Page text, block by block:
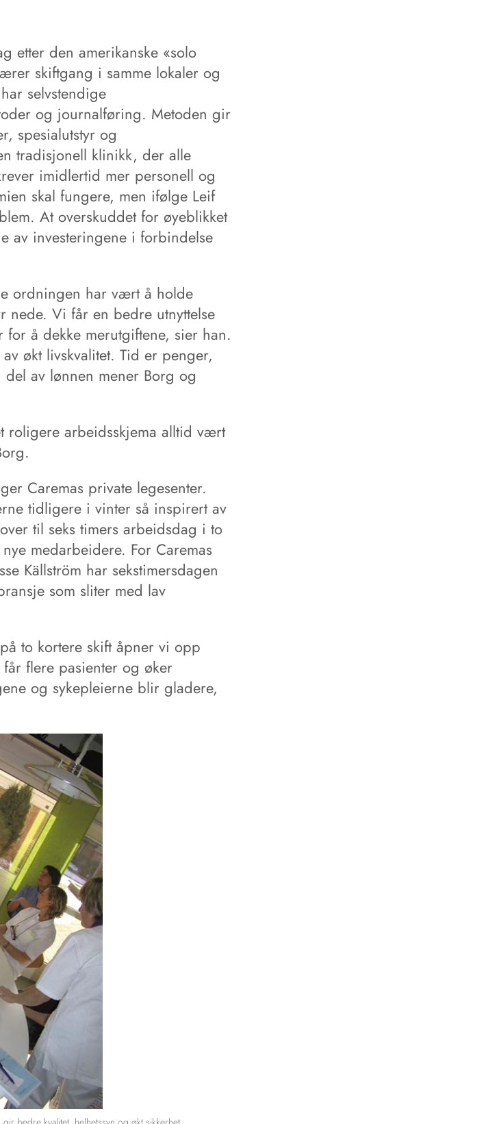
etter den amerikanske «solo
skiftgang i samme lokaler og
selvstendige
og journalføring. Metoden gir
spesialutstyr og
tradisjonell klinikk, der alle
imidlertid mer personell og
skal fungere, men ifølge Leif
At overskuddet for øyeblikket
av investeringene i forbindelse
ordningen har vært å holde
nede. Vi får en bedre utnyttelse
for å dekke merutgiftene, sier han.
økt livskvalitet. Tid er penger,
av lønnen mener Borg og
roligere arbeidsskjema alltid vært
Caremas private legesenter.
tidligere i vinter så inspirert av
til seks timers arbeidsdag i to
medarbeidere. For Caremas
Källström har sekstimersdagen
som sliter med lav
to kortere skift åpner vi opp
flere pasienter og øker
og sykepleierne blir gladere,